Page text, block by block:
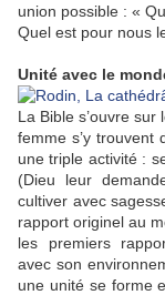
union possible : «
Quel est pour nous
Unité avec le
La Bible s’ouvre
femme s’y trouvent
une triple activité :
(Dieu leur
cultiver avec
rapport originel au
les premiers
avec son
une unité se forme